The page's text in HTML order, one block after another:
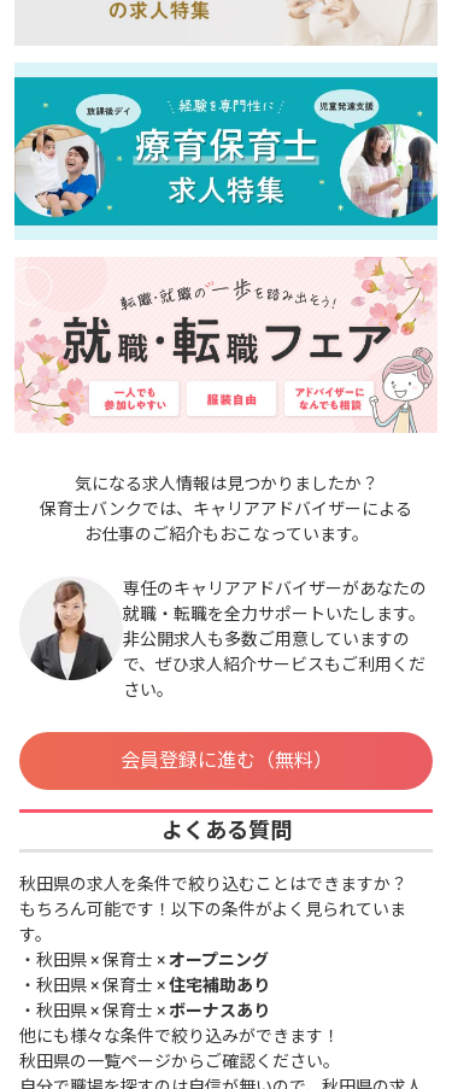
気になる求人情報は見つかりましたか？
保育士バンクでは、キャリアアドバイザーによる
お仕事のご紹介もおこなっています。
専任のキャリアアドバイザーがあなたの
就職・転職を全力サポートいたします。
非公開求人も多数ご用意していますの
で、ぜひ求人紹介サービスもご利用くだ
さい。
会員登録に進む（無料）
よくある質問
秋田県の求人を条件で絞り込むことはできますか？
もちろん可能です！以下の条件がよく見られていま
す。
・ 秋田県 × 保育士 ×オープニング
・ 秋田県 × 保育士 ×住宅補助あり
・ 秋田県 × 保育士 ×ボーナスあり
他にも様々な条件で絞り込みができます！
秋田県の一覧ページからご確認ください。